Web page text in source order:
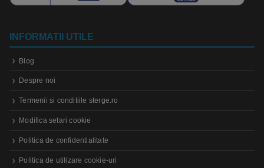
INFORMATII UTILE
Blog
Despre noi
Termenii si conditiile sterge.ro
Modifica setari cookie
Politica de confidentialitate
Politica de utilizare cookie-uri